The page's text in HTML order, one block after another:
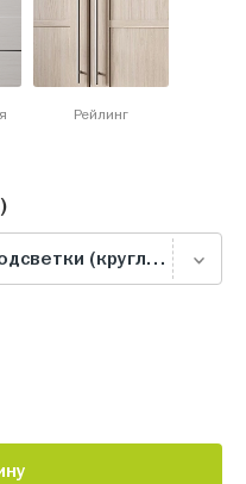
Рейлинг
Комплект светодиодной подсветки (круглый светильник), белая